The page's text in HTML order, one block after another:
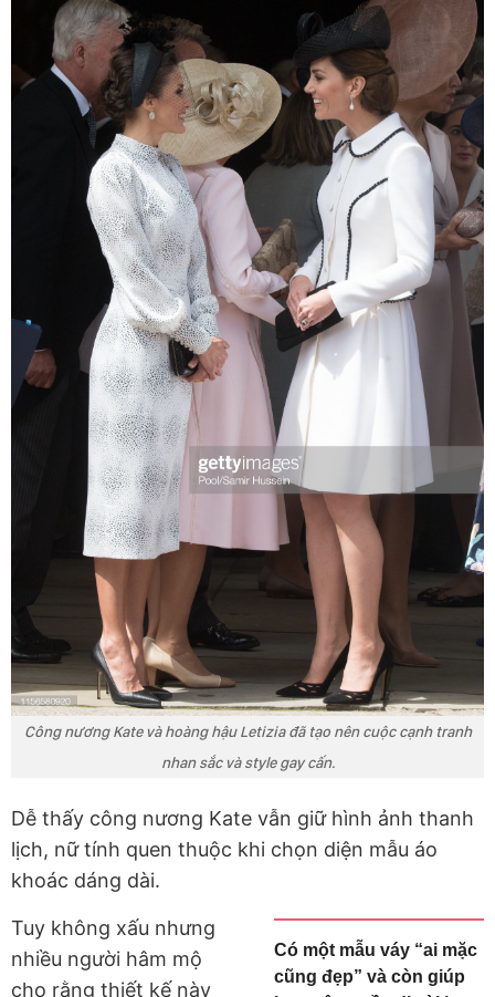
Công nương Kate và hoàng hậu Letizia đã tạo nên cuộc cạnh tranh
nhan sắc và style gay cấn.
Dễ thấy công nương Kate vẫn giữ hình ảnh thanh
lịch, nữ tính quen thuộc khi chọn diện mẫu áo
khoác dáng dài.
Có một mẫu váy “ai mặc
cũng đẹp” và còn giúp
Tuy không xấu nhưng
nhiều người hâm mộ
cho rằng thiết kế này